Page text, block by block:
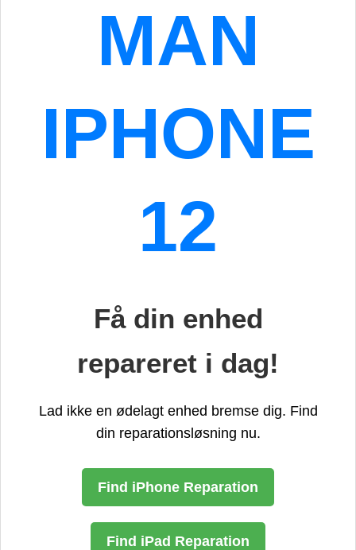
MAN
IPHONE
12
Få din enhed
repareret i dag!
Lad ikke en ødelagt enhed bremse dig. Find
din reparationsløsning nu.
Find iPhone Reparation
Find iPad Reparation